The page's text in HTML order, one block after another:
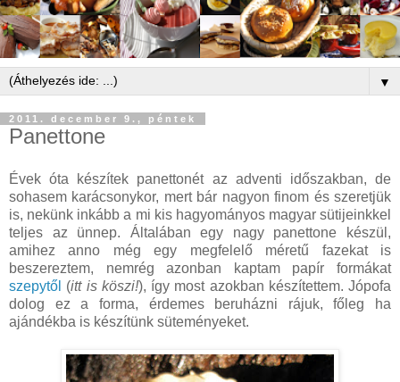
▼
2011. december 9., péntek
Panettone
Évek óta készítek panettonét az adventi időszakban, de
sohasem karácsonykor, mert bár nagyon finom és szeretjük
is, nekünk inkább a mi kis hagyományos magyar sütijeinkkel
teljes az ünnep. Általában egy nagy panettone készül,
amihez anno még egy megfelelő méretű fazekat is
beszereztem, nemrég azonban kaptam papír formákat
szepytől (itt is köszi!), így most azokban készítettem. Jópofa
dolog ez a forma, érdemes beruházni rájuk, főleg ha
ajándékba is készítünk süteményeket.